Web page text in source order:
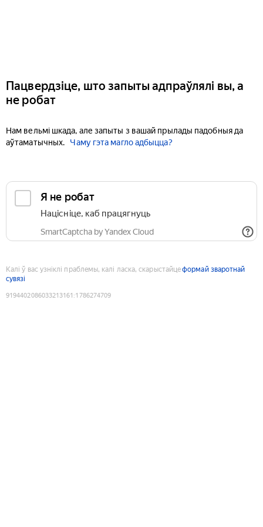
Пацвердзіце, што запыты адпраўлялі вы, а
не робат
Нам вельмі шкада, але запыты з вашай прылады падобныя да
аўтаматычных.
Чаму гэта магло адбыцца?
Я не робат
Націсніце, каб працягнуць
SmartCaptcha by Yandex Cloud
Калі ў вас узніклі праблемы, калі ласка, скарыстайцеформай зваротнай
сувязі
9194402086033213161 :1786274709